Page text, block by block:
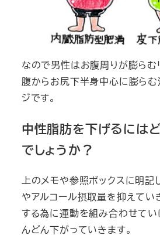
なので男性はお腹周りが膨らむ
腹からお尻下半身中心に膨らむ
ジです。
中性脂肪を下げるには
でしょうか？
上のメモや参照ボックスに明記
やアルコール摂取量を抑えてい
する為に運動を組み合わせて
んどん下がっていきます。